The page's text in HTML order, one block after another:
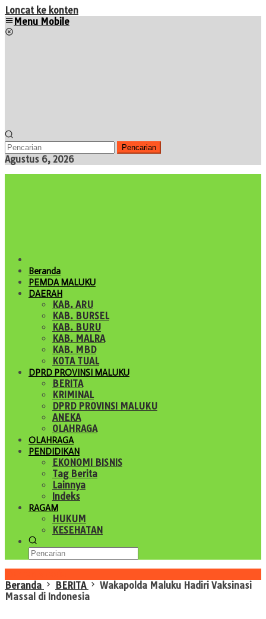
Loncat ke konten
Menu Mobile
Pencarian
Agustus 6, 2026
Beranda
PEMDA MALUKU
DAERAH
KAB. ARU
KAB. BURSEL
KAB. BURU
KAB. MALRA
KAB. MBD
KOTA TUAL
DPRD PROVINSI MALUKU
BERITA
KRIMINAL
DPRD PROVINSI MALUKU
ANEKA
OLAHRAGA
OLAHRAGA
PENDIDIKAN
EKONOMI BISNIS
Tag Berita
Lainnya
Indeks
RAGAM
HUKUM
KESEHATAN
Beranda
BERITA
Wakapolda Maluku Hadiri Vaksinasi
Massal di Indonesia